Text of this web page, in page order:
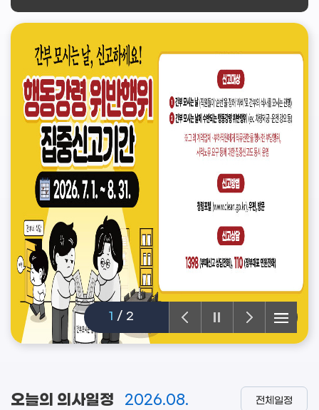
1 / 2
오늘의 의사일정 2026.08. 전체일정